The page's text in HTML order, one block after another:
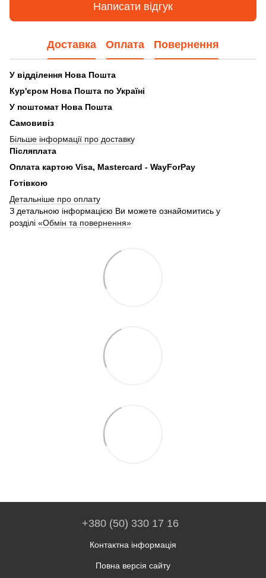
Написати відгук
Доставка Оплата Повернення
У відділення Нова Пошта
Кур'єром Нова Пошта по Україні
У поштомат Нова Пошта
Самовивіз
Більше інформації про доставку
Післяплата
Оплата картою Visa, Mastercard - WayForPay
Готівкою
Детальніше про оплату
З детальною інформацією Ви можете ознайомитись у
розділі «Обмін та повернення»
+380 (50) 330 17 16
Контактна інформація
Повна версія сайту